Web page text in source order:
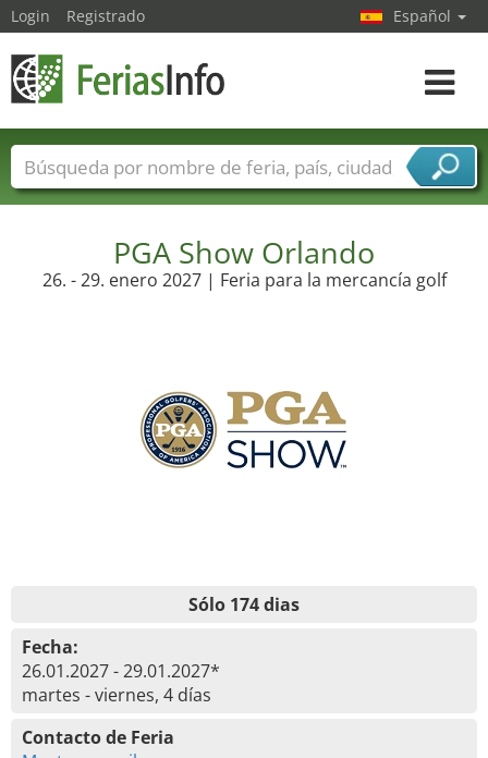
PGA Show Orlando
26. - 29. enero 2027 | Feria para la mercancía golf
Sólo 174 dias
Fecha:
26.01.2027 - 29.01.2027*
martes - viernes, 4 días
Contacto de Feria
Login Registrado Español
toggle
Nombres de ferias Países
Ciudades
Sectores de proveedor de servicios